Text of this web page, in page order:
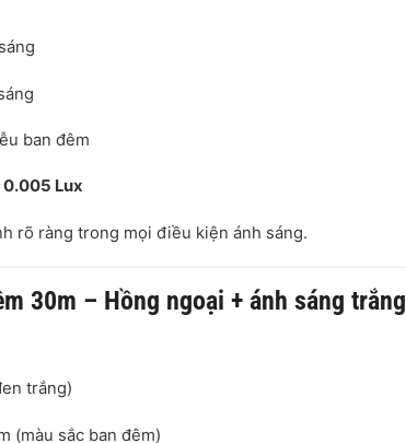
ban đêm
0.005 Lux
rõ ràng trong mọi điều kiện ánh sáng.
30m – Hồng ngoại + ánh sáng trắng
trắng)
(màu sắc ban đêm)